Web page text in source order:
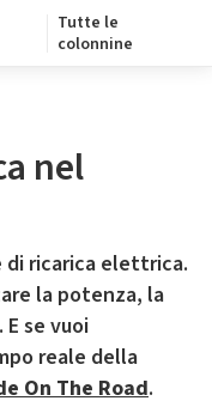
Tutte le
colonnine
nel
di ricarica elettrica.
la potenza, la
se vuoi
reale della
On The Road.